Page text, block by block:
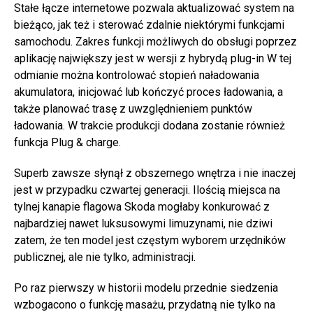
Stałe łącze internetowe pozwala aktualizować system na
bieżąco, jak też i sterować zdalnie niektórymi funkcjami
samochodu. Zakres funkcji możliwych do obsługi poprzez
aplikację największy jest w wersji z hybrydą plug-in W tej
odmianie można kontrolować stopień naładowania
akumulatora, inicjować lub kończyć proces ładowania, a
także planować trasę z uwzględnieniem punktów
ładowania. W trakcie produkcji dodana zostanie również
funkcja Plug & charge.
Superb zawsze słynął z obszernego wnętrza i nie inaczej
jest w przypadku czwartej generacji. Ilością miejsca na
tylnej kanapie flagowa Skoda mogłaby konkurować z
najbardziej nawet luksusowymi limuzynami, nie dziwi
zatem, że ten model jest częstym wyborem urzędników
publicznej, ale nie tylko, administracji.
Po raz pierwszy w historii modelu przednie siedzenia
wzbogacono o funkcję masażu, przydatną nie tylko na